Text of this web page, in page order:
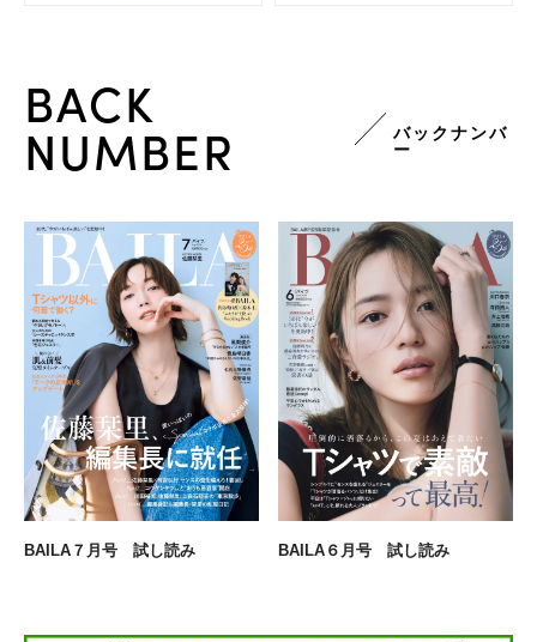
BACK
NUMBER バックナンバ
ー
BAILA７月号 試し読み BAILA６月号 試し読み